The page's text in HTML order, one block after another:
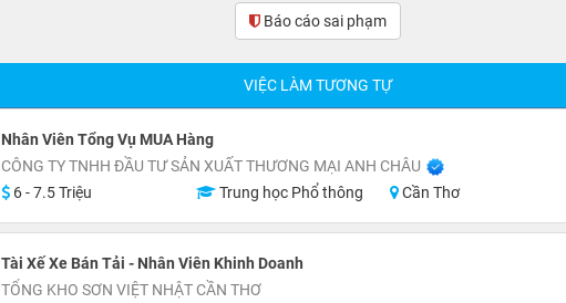
Báo cáo sai phạm(0)
VIỆC LÀM TƯƠNG TỰ
Nhân Viên Tổng Vụ MUA Hàng
CÔNG TY TNHH ĐẦU TƯ SẢN XUẤT THƯƠNG MẠI ANH CHÂU
6 - 7.5 Triệu
Trung học Phổ thông Cần Thơ
Tài Xế Xe Bán Tải - Nhân Viên Khinh Doanh
TỔNG KHO SƠN VIỆT NHẬT CẦN THƠ